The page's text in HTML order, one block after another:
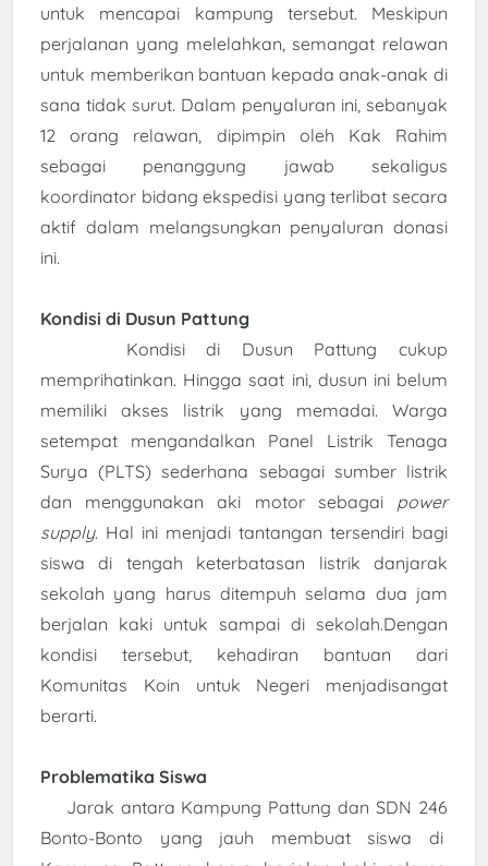
untuk mencapai kampung tersebut. Meskipun
perjalanan yang melelahkan, semangat relawan
untuk memberikan bantuan kepada anak-anak di
sana tidak surut. Dalam penyaluran ini, sebanyak
12 orang relawan, dipimpin oleh Kak Rahim
sebagai penanggung jawab sekaligus
koordinator bidang ekspedisi yang terlibat secara
aktif dalam melangsungkan penyaluran donasi
ini.
Kondisi di Dusun Pattung
Kondisi di Dusun Pattung cukup
memprihatinkan. Hingga saat ini, dusun ini belum
memiliki akses listrik yang memadai. Warga
setempat mengandalkan Panel Listrik Tenaga
Surya (PLTS) sederhana sebagai sumber listrik
dan menggunakan aki motor sebagai power
supply. Hal ini menjadi tantangan tersendiri bagi
siswa di tengah keterbatasan listrik danjarak
sekolah yang harus ditempuh selama dua jam
berjalan kaki untuk sampai di sekolah.Dengan
kondisi tersebut, kehadiran bantuan dari
Komunitas Koin untuk Negeri menjadisangat
berarti.
Problematika Siswa
Jarak antara Kampung Pattung dan SDN 246
Bonto-Bonto yang jauh membuat siswa di